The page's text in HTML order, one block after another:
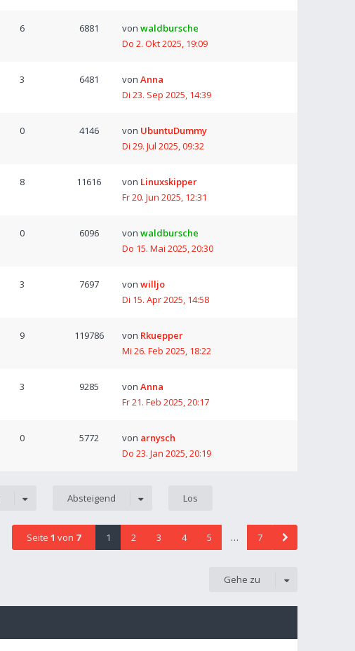
6 6881 von waldbursche
Do 2. Okt 2025, 19:09
3 6481 von Anna
Di 23. Sep 2025, 14:39
0 4146 von UbuntuDummy
Di 29. Jul 2025, 09:32
8 11616 von Linuxskipper
Fr 20. Jun 2025, 12:31
0 6096 von waldbursche
Do 15. Mai 2025, 20:30
3 7697 von willjo
Di 15. Apr 2025, 14:58
9 119786 von Rkuepper
Mi 26. Feb 2025, 18:22
3 9285 von Anna
Fr 21. Feb 2025, 20:17
0 5772 von arnysch
Do 23. Jan 2025, 20:19
Absteigend
Seite 1 von 7 1 2 3 4 5 … 7
Gehe zu